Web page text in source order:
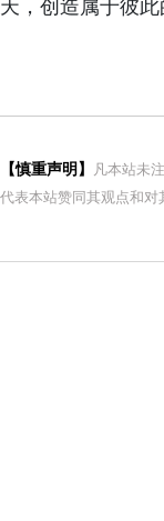
天，创造属于彼此
【慎重声明】
凡本站未
代表本站赞同其观点和